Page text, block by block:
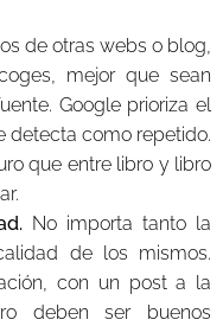
de otras webs o blog,
mejor que sean
Google prioriza el
detecta como repetido.
que entre libro y libro
No importa tanto la
de los mismos.
con un post a la
deben ser buenos